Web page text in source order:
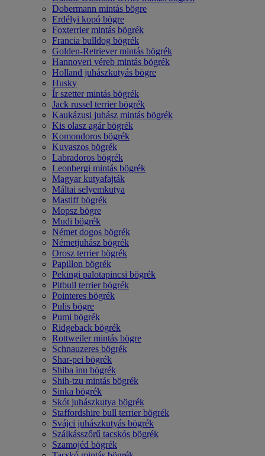
Dobermann mintás bögre
Erdélyi kopó bögre
Foxterrier mintás bögrék
Francia bulldog bögrék
Golden-Retriever mintás bögrék
Hannoveri véreb mintás bögrék
Holland juhászkutyás bögre
Husky
Ír szetter mintás bögrék
Jack russel terrier bögrék
Kaukázusi juhász mintás bögrék
Kis olasz agár bögrék
Komondoros bögrék
Kuvaszos bögrék
Labradoros bögrék
Leonbergi mintás bögrék
Magyar kutyafajták
Máltai selyemkutya
Mastiff bögrék
Mopsz bögre
Mudi bögrék
Német dogos bögrék
Németjuhász bögrék
Orosz terrier bögrék
Papillon bögrék
Pekingi palotapincsi bögrék
Pitbull terrier bögrék
Pointeres bögrék
Pulis bögre
Pumi bögrék
Ridgeback bögrék
Rottweiler mintás bögre
Schnauzeres bögrék
Shar-pei bögrék
Shiba inu bögrék
Shih-tzu mintás bögrék
Sinka bögrék
Skót juhászkutya bögrék
Staffordshire bull terrier bögrék
Svájci juhászkutyás bögrék
Szálkásszőrű tacskós bögrék
Szamojéd bögrék